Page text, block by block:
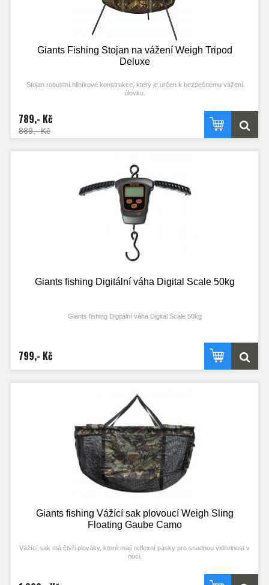
Giants Fishing Stojan na vážení Weigh Tripod
Deluxe
Stojan robustní hliníkové konstrukce, který je určen k bezpečnému vážení
úlovku.
Kvalitní zpracování a povrchová úprava v černé barvě. Nohy stojanu jsou
propojeny silnou gumou s gumovou ochranou proti oděru, díky tomuto systému
sklápěný stojan snadno a rychle rozložíte a složíte. Ve vrchní části je robustní
k zavěšení váhy.
- Odolná a pevná konstrukce
- Skladný díky dvoudílnému provedení a kovové nohy
- Dodáván s ochranným přepravním obalem
- Výška rozloženého stojanu: 180 cm
- Transportní rozměry: 96 x 7 x 7 cm
- Hmotnost: 3,1 kg
Na fotkách je ukázáno použití váhy a saku ( tyto výrobky nejsou součástí tohoto
produktu )
789,- Kč
889,- Kč
Giants fishing Digitální váha Digital Scale 50kg
Giants fishing Digitální váha Digital Scale 50kg
- Velký displej pro snadné čtení
- Automatická funkce zapnuto/vypnuto
- Napájení 2x AAA baterie ( nejsou součástí )
- Indikátor stavu vybití
- Robustní konstrukce těla
- Funkce TARE pro možnost anulování váhy vážícího saku
- Tělo v černé barvě
799,- Kč
Giants fishing Vážící sak plovoucí Weigh Sling
Floating Gaube Camo
Vážící sak má čtyři plováky, které mají reflexní pásky pro snadnou viditelnost v
noci.
Ve vrchní centrální části je dvojitý popruh, který je zakončen ocelovými kroužky
a je určen k připojení váhy. Dvojité zipy jsou po celé délce. Velký důraz, byl